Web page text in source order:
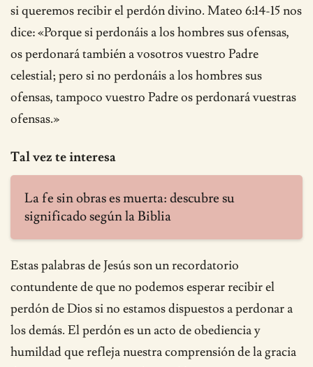
si queremos recibir el perdón divino. Mateo 6:14-15 nos
dice: «Porque si perdonáis a los hombres sus ofensas,
os perdonará también a vosotros vuestro Padre
celestial; pero si no perdonáis a los hombres sus
ofensas, tampoco vuestro Padre os perdonará vuestras
ofensas.»
Tal vez te interesa
La fe sin obras es muerta: descubre su
significado según la Biblia
Estas palabras de Jesús son un recordatorio
contundente de que no podemos esperar recibir el
perdón de Dios si no estamos dispuestos a perdonar a
los demás. El perdón es un acto de obediencia y
humildad que refleja nuestra comprensión de la gracia